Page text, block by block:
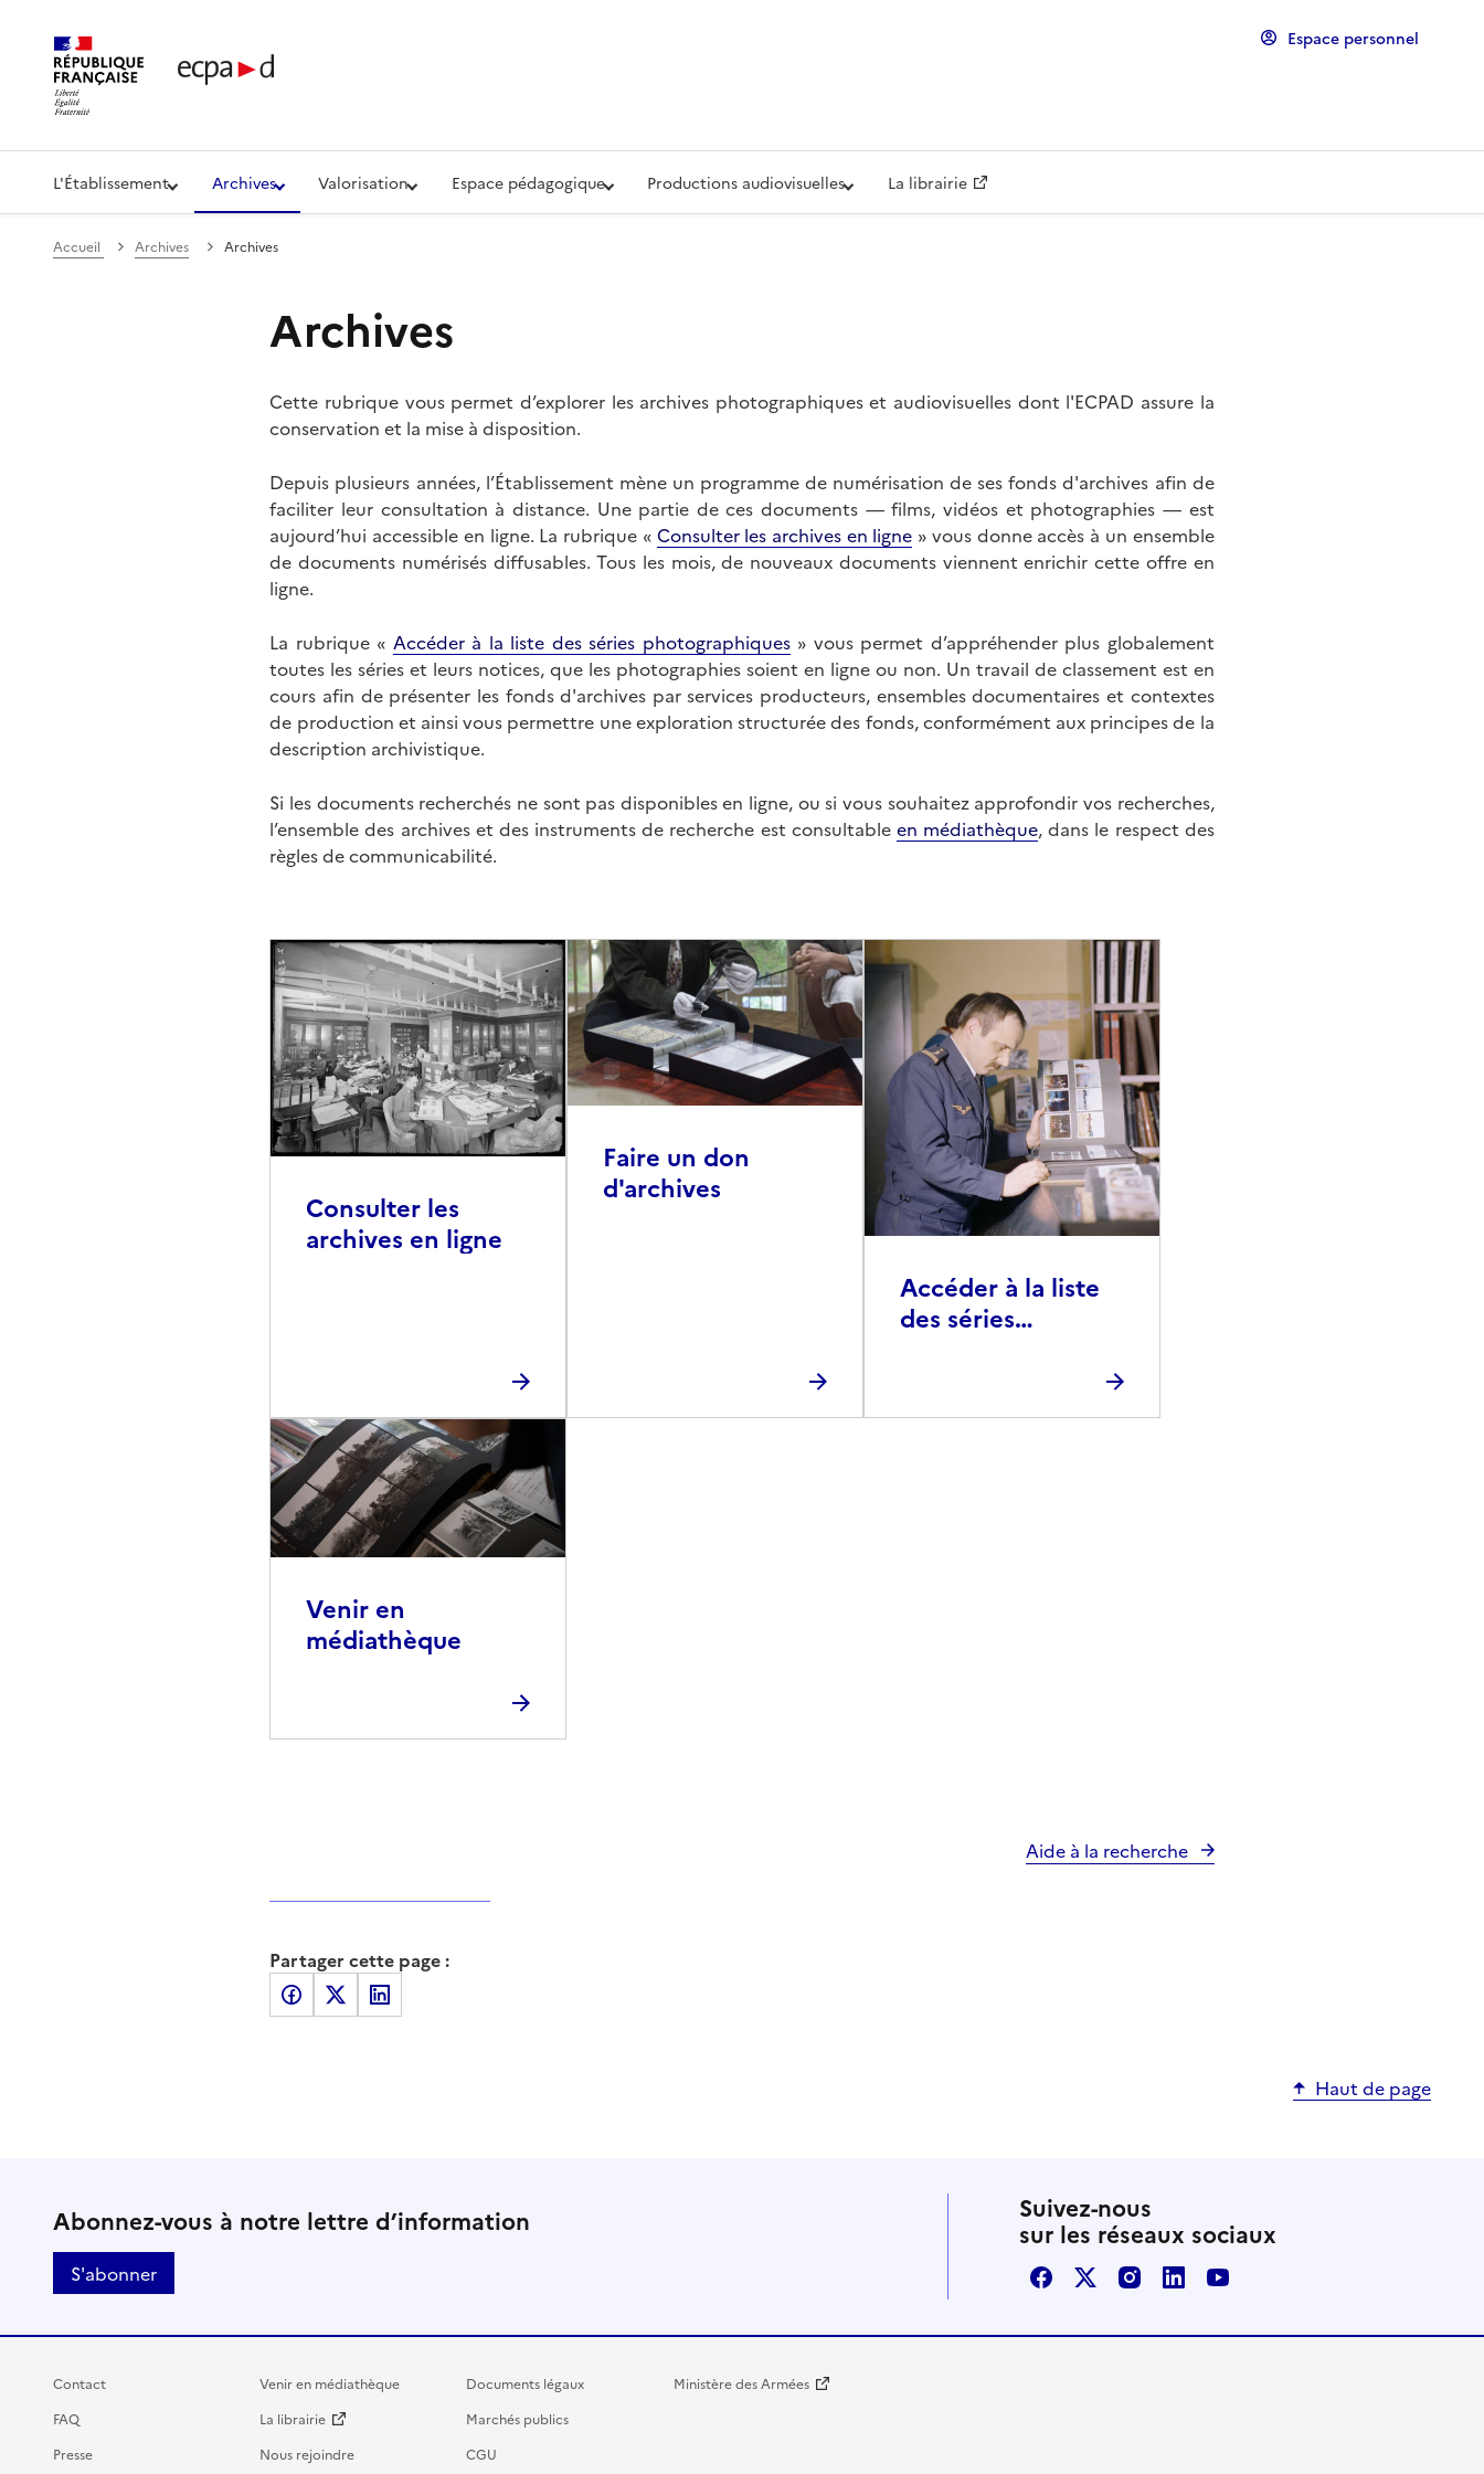
Établissement de communication et de production audiovisuelle de la Défense (ECPAD) Espace personnel
L'Établissement Archives Valorisation Espace pédagogique Productions audiovisuelles La librairie
Accueil Archives Archives
Archives
Cette rubrique vous permet d’explorer les archives photographiques et audiovisuelles dont l'ECPAD assure la
conservation et la mise à disposition.
Depuis plusieurs années, l’Établissement mène un programme de numérisation de ses fonds d'archives afin de
faciliter leur consultation à distance. Une partie de ces documents — films, vidéos et photographies — est
aujourd’hui accessible en ligne. La rubrique « Consulter les archives en ligne » vous donne accès à un ensemble
de documents numérisés diffusables. Tous les mois, de nouveaux documents viennent enrichir cette offre en
ligne.
La rubrique « Accéder à la liste des séries photographiques» vous permet d’appréhender plus globalement
toutes les séries et leurs notices, que les photographies soient en ligne ou non. Un travail de classement est en
cours afin de présenter les fonds d'archives par services producteurs, ensembles documentaires et contextes
de production et ainsi vous permettre une exploration structurée des fonds, conformément aux principes de la
description archivistique.
Si les documents recherchés ne sont pas disponibles en ligne, ou si vous souhaitez approfondir vos recherches,
l’ensemble des archives et des instruments de recherche est consultable en médiathèque, dans le respect des
règles de communicabilité.
Consulter les
archives en ligne
Faire un don
d'archives
Accéder à la liste
des séries
Venir en
médiathèque
Aide à la recherche
Partager cette page :
Partager sur Facebook
Partager sur XPartager sur LinkedIn
Haut de page
Abonnez-vous à notre lettre d’information
S'abonner
Suivez-nous
sur les réseaux sociaux
FacebookX / TwitterInstagram
LinkedInYoutube
Contact
FAQ
Presse
Venir en médiathèque
La librairie
Nous rejoindre
Documents légaux
Marchés publics
CGU
Ministère des Armées